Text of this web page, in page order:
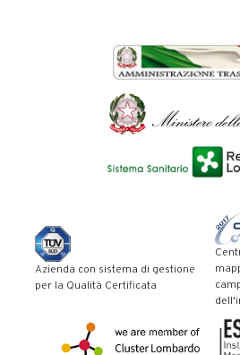
Azienda con sistema di gestione
per la Qualità Certificata